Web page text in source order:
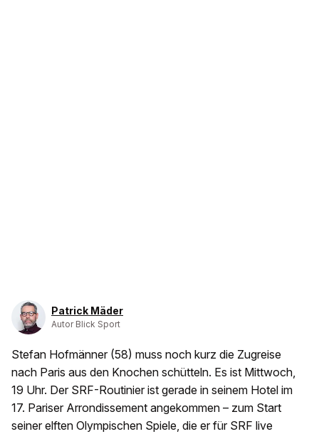
Patrick Mäder
Autor Blick Sport
Stefan Hofmänner (58) muss noch kurz die Zugreise
nach Paris aus den Knochen schütteln. Es ist Mittwoch,
19 Uhr. Der SRF-Routinier ist gerade in seinem Hotel im
17. Pariser Arrondissement angekommen – zum Start
seiner elften Olympischen Spiele, die er für SRF live